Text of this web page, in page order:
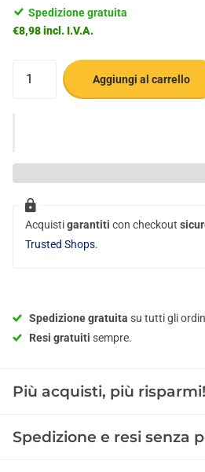
Spedizione gratuita
€8,98 incl. I.V.A.
Aggiungi al carrello
Acquistigarantiti con checkout
Trusted Shops.
Spedizione gratuita su tutti gli
Resi gratuiti sempre.
Più acquisti, più risparmi!
Spedizione e resi senza